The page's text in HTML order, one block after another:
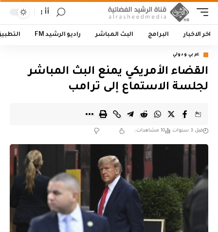
أأ
اخر الاخبار البرامج البث المباشر راديو الرشيد FM
عربي ودولي
القضاء الأمريكي يمنع البث المباشر
لجلسة الاستماع إلى ترامب
قبل 3 سنوات 10 مشاهدات